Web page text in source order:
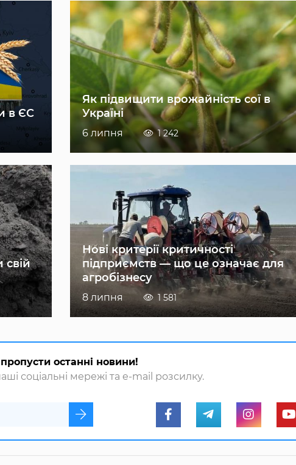
в ЄС
Як підвищити врожайність сої в
Україні
6 липня 1 242
свій
Нові критерії критичності
підприємств — що це означає для
агробізнесу
8 липня 1 581
останні новини!
соціальні мережі та e-mail розсилку.